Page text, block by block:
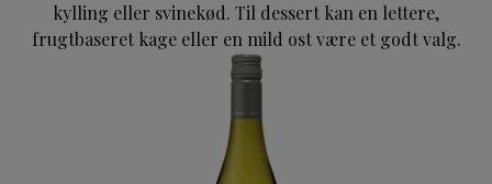
kylling eller svinekød. Til dessert kan en lettere,
frugtbaseret kage eller en mild ost være et godt valg.